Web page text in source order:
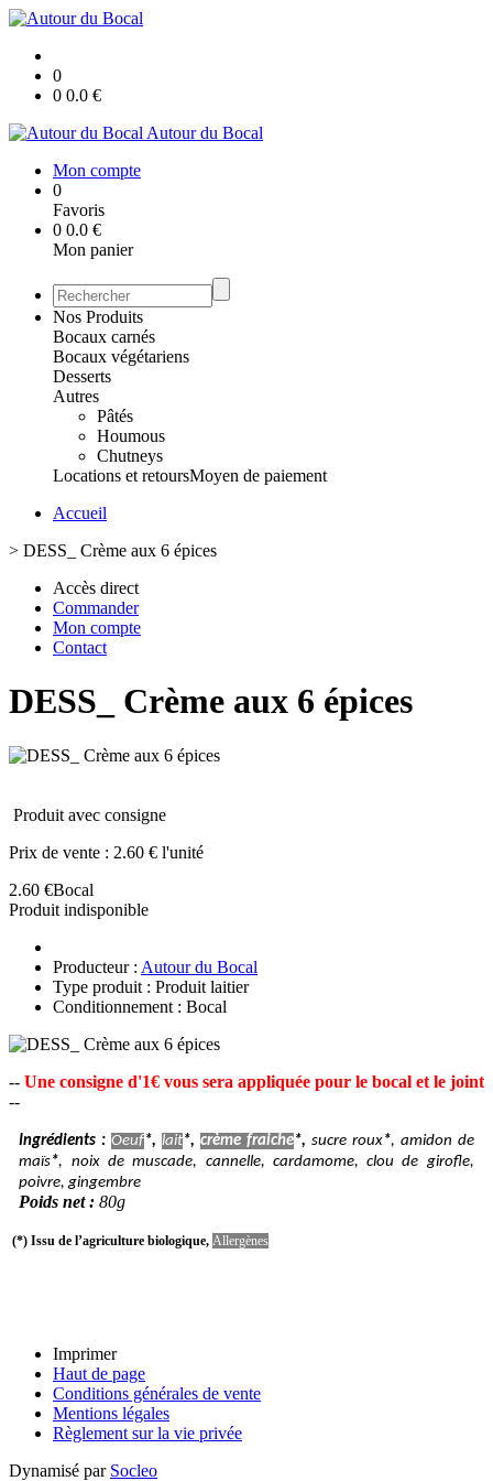
0
0 0.0 €
Autour du Bocal
Mon compte
0
Favoris
0 0.0 €
Mon panier
Nos Produits
Bocaux carnés
Bocaux végétariens
Desserts
Autres
Pâtés
Houmous
Chutneys
Locations et retoursMoyen de paiement
Accueil
> DESS_ Crème aux 6 épices
Accès direct
Commander
Mon compte
Contact
DESS_ Crème aux 6 épices
Produit avec consigne
Prix de vente : 2.60 € l'unité
2.60 €Bocal
Produit indisponible
Producteur : Autour du Bocal
Type produit : Produit laitier
Conditionnement : Bocal
-- Une consigne d'1€ vous sera appliquée pour le bocal et le joint
--
Ingrédients : Oeuf*, lait*,crème fraiche*, sucre roux*, amidon de
maïs*, noix de muscade, cannelle, cardamome, clou de girofle,
poivre, gingembre
Poids net :80g
(*) Issu de l’agriculture biologique, Allergènes
Imprimer
Haut de page
Conditions générales de vente
Mentions légales
Règlement sur la vie privée
Dynamisé par Socleo